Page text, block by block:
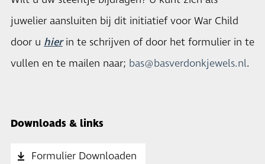
juwelier aansluiten bij dit initiatief voor War Child
door u hierin te schrijven of door het formulier in te
vullen en te mailen naar; bas@basverdonkjewels.nl.
Downloads & links
Formulier Downloaden